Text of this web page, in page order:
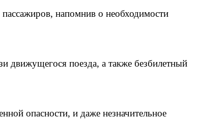
напомнив о необходимости
движущегося поезда, а также безбилетный
опасности, и даже незначительное